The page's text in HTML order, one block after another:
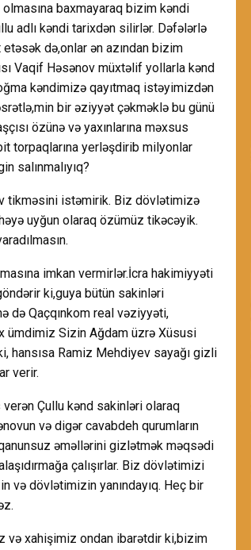
olmasına baxmayaraq bizim kəndi
adlı kəndi tarixdən silirlər. Dəfələrlə
də,onlar ən azından bizim
Vaqif Həsənov müxtəlif yollarla kənd
kəndimizə qayıtmaq istəyimizdən
bir əziyyət çəkməklə bu günü
özünə və yaxınlarına məxsus
torpaqlarına yerləşdirib milyonlar
salınmalıyıq?
tikməsini istəmirik. Biz dövlətimizə
uyğun olaraq özümüz tikəcəyik.
imkan vermirlər.İcra hakimiyyəti
ki,guya bütün sakinləri
də Qaçqınkom real vəziyyəti,
ümdimiz Sizin Ağdam üzrə Xüsusi
hansısa Ramiz Mehdiyev sayağı gizli
verir.
Çullu kənd sakinləri olaraq
və digər cavabdeh qurumların
əməllərini gizlətmək məqsədi
çalışırlar. Biz dövlətimizi
və dövlətimizin yanındayıq. Heç bir
və xahişimiz ondan ibarətdir ki,bizim